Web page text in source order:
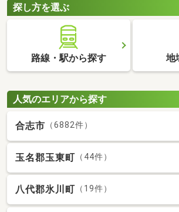
探し方を選ぶ
路線・駅から探す 地
人気のエリアから探す
合志市 （6882件）
玉名郡玉東町 （44件）
八代郡氷川町 （19件）